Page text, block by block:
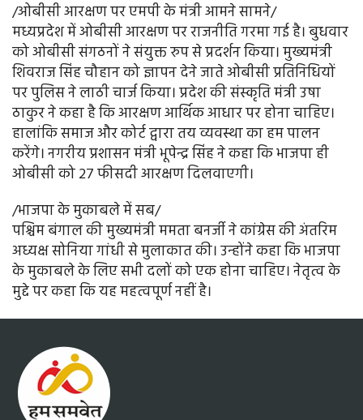
/ओबीसी आरक्षण पर एमपी के मंत्री आमने सामने/
मध्यप्रदेश में ओबीसी आरक्षण पर राजनीति गरमा गई है। बुधवार
को ओबीसी संगठनों ने संयुक्त रुप से प्रदर्शन किया। मुख्यमंत्री
शिवराज सिंह चौहान को ज्ञापन देने जाते ओबीसी प्रतिनिधियों
पर पुलिस ने लाठी चार्ज किया। प्रदेश की संस्कृति मंत्री उषा
ठाकुर ने कहा है कि आरक्षण आर्थिक आधार पर होना चाहिए।
हालांकि समाज और कोर्ट द्वारा तय व्यवस्था का हम पालन
करेंगे। नगरीय प्रशासन मंत्री भूपेन्द्र सिंह ने कहा कि भाजपा ही
ओबीसी को 27 फीसदी आरक्षण दिलवाएगी।
/भाजपा के मुकाबले में सब/
पश्चिम बंगाल की मुख्यमंत्री ममता बनर्जी ने कांग्रेस की अंतरिम
अध्यक्ष सोनिया गांधी से मुलाकात की। उन्होंने कहा कि भाजपा
के मुकाबले के लिए सभी दलों को एक होना चाहिए। नेतृत्व के
मुद्दे पर कहा कि यह महत्वपूर्ण नहीं है।